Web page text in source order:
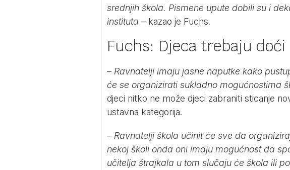
srednjih škola. Pismene upute dobili su i
instituta – kazao je Fuchs.
Fuchs: Djeca trebaju
– Ravnatelji imaju jasne naputke kako
će se organizirati sukladno mogućnostima
djeci nitko ne može djeci zabraniti sticanje
ustavna kategorija.
– Ravnatelji škola učinit će sve da
nekoj školi onda oni imaju mogućnost da
učitelja štrajkala u tom slučaju će škola ili